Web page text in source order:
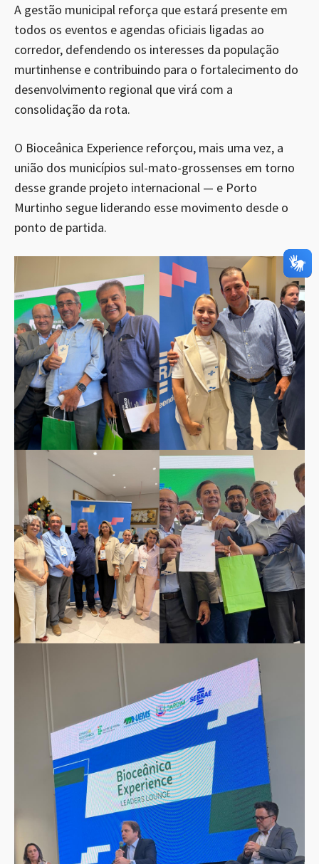
A gestão municipal reforça que estará presente em
todos os eventos e agendas oficiais ligadas ao
corredor, defendendo os interesses da população
murtinhense e contribuindo para o fortalecimento do
desenvolvimento regional que virá com a
consolidação da rota.
O Bioceânica Experience reforçou, mais uma vez, a
união dos municípios sul-mato-grossenses em torno
desse grande projeto internacional — e Porto
Murtinho segue liderando esse movimento desde o
ponto de partida.